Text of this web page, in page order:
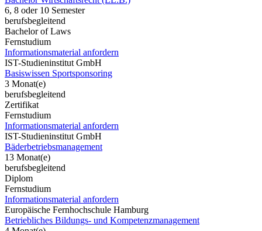
6, 8 oder 10 Semester
berufsbegleitend
Bachelor of Laws
Fernstudium
Informationsmaterial anfordern
IST-Studieninstitut GmbH
Basiswissen Sportsponsoring
3 Monat(e)
berufsbegleitend
Zertifikat
Fernstudium
Informationsmaterial anfordern
IST-Studieninstitut GmbH
Bäderbetriebsmanagement
13 Monat(e)
berufsbegleitend
Diplom
Fernstudium
Informationsmaterial anfordern
Europäische Fernhochschule Hamburg
Betriebliches Bildungs- und Kompetenzmanagement